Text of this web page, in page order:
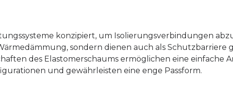
konzipiert, um Isolierungsverbindungen
sondern dienen auch als Schutzbarriere
des Elastomerschaums ermöglichen eine einfache
und gewährleisten eine enge Passform.